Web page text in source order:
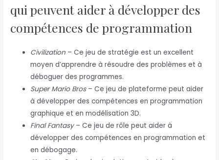
qui peuvent aider à développer des
compétences de programmation
Civilization – Ce jeu de stratégie est un excellent
moyen d’apprendre à résoudre des problèmes et à
déboguer des programmes.
Super Mario Bros– Ce jeu de plateforme peut aider
à développer des compétences en programmation
graphique et en modélisation 3D.
Final Fantasy– Ce jeu de rôle peut aider à
développer des compétences en programmation et
en débogage.